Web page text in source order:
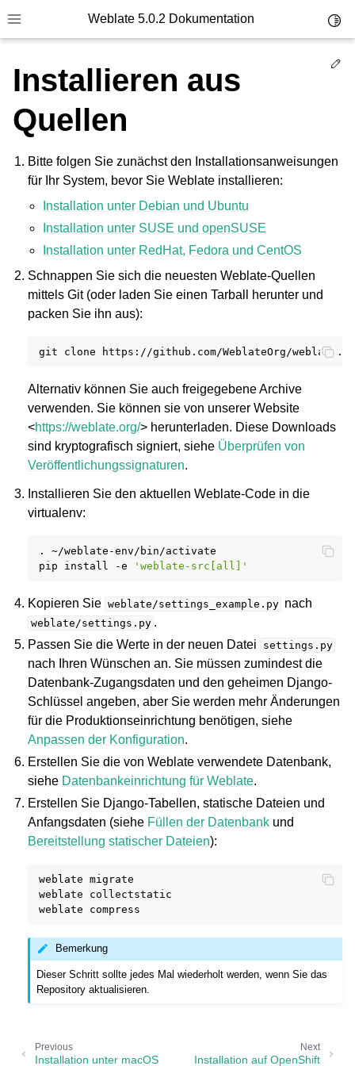
Toggle site navigation sidebar
Weblate 5.0.2 Dokumentation
navigation of Unterstützte Dateiformate
navigation of Konfigurationsanweisungen
Installieren aus
Quellen
Bitte folgen Sie zunächst den Installationsanweisungen
für Ihr System, bevor Sie Weblate installieren:
Installation unter Debian und Ubuntu
Installation unter SUSE und openSUSE
Installation unter RedHat, Fedora und CentOS
Schnappen Sie sich die neuesten Weblate-Quellen
mittels Git (oder laden Sie einen Tarball herunter und
packen Sie ihn aus):
git clone https://github.com/WeblateOrg/
Alternativ können Sie auch freigegebene Archive
verwenden. Sie können sie von unserer Website
<https://weblate.org/> herunterladen. Diese Downloads
sind kryptografisch signiert, siehe Überprüfen von
Veröffentlichungssignaturen.
Installieren Sie den aktuellen Weblate-Code in die
virtualenv:
.
~/weblate-env/bin/activate
pip
install -e 'weblate-src[all]'
Kopieren Sie weblate/settings_example.py nach
weblate/settings.py .
Passen Sie die Werte in der neuen Datei
settings.py
nach Ihren Wünschen an. Sie müssen zumindest die
Datenbank-Zugangsdaten und den geheimen Django-
Schlüssel angeben, aber Sie werden mehr Änderungen
für die Produktionseinrichtung benötigen, siehe
Anpassen der Konfiguration.
Erstellen Sie die von Weblate verwendete Datenbank,
siehe Datenbankeinrichtung für Weblate.
Erstellen Sie Django-Tabellen, statische Dateien und
Anfangsdaten (siehe Füllen der Datenbank und
Bereitstellung statischer Dateien):
weblate
migrate
weblate
collectstatic
weblate
Bemerkung
Dieser Schritt sollte jedes Mal wiederholt werden, wenn Sie das
Repository aktualisieren.
Next
Installation auf OpenShift
Previous
Installation unter macOS